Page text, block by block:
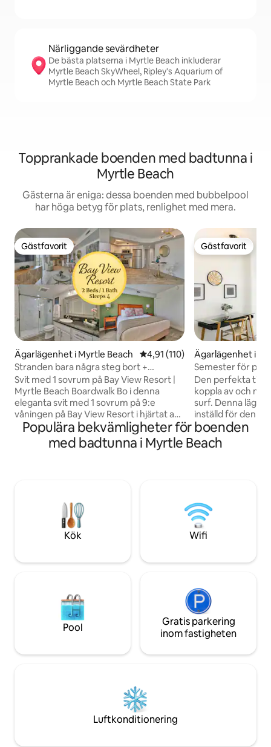
Närliggande sevärdheter
De bästa platserna i Myrtle Beach inkluderar
Myrtle Beach SkyWheel, Ripley's Aquarium of
Myrtle Beach och Myrtle Beach State Park
Topprankade boenden med badtunna i
Myrtle Beach
Gästerna är eniga: dessa boenden med bubbelpool
har höga betyg för plats, renlighet med mera.
Gästfavorit
Gästfavorit
Ägarlägenhet i Myrtle Beach 4,91 av 5 i genomsnittligt
4,91 (110)
Stranden bara några steg bort +
strandpromenad | Bay View Resort
Svit med 1 sovrum på Bay View Resort |
Myrtle Beach Boardwalk Bo i denna
eleganta svit med 1 sovrum på 9:e
våningen på Bay View Resort i hjärtat av
Myrtle Beach. Egen balkong med utsikt
över staden och solnedgången, fullt
utrustat kök, tvättmaskin/torktumlare
bekvämligheter, inklusive en lugn flod,
inomhuspool, bubbelbad och
fitnesscenter. Några minuter från
SkyWheel, Broadway at the Beach,
sevärdheter.
Gästfavorit
Gästfavorit
Ägarlägenhet i
Semester för par
903 NT
Den perfekta
koppla av och
surf. Denna lägenhet på 9:e våningen är
inställd för den
tillhandahåller
avkoppling på stranden!
Resort North
- Gratis
green - Corn hole - På
rekommenderar
skydda din
Populära bekvämligheter för boenden
med badtunna i Myrtle Beach
Kök Wifi
Pool
Gratis parkering
inom fastigheten
Luftkonditionering